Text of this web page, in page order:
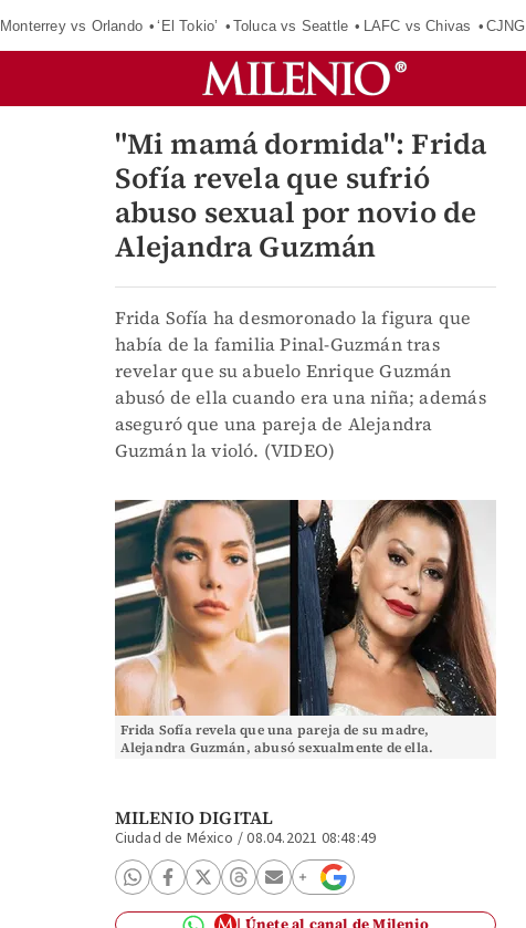
Monterrey vs Orlando ‘El Tokio’ Toluca vs Seattle LAFC vs Chivas CJNG
"Mi mamá dormida": Frida
Sofía revela que sufrió
abuso sexual por novio de
Alejandra Guzmán
Frida Sofía ha desmoronado la figura que
había de la familia Pinal-Guzmán tras
revelar que su abuelo Enrique Guzmán
abusó de ella cuando era una niña; además
aseguró que una pareja de Alejandra
Guzmán la violó. (VIDEO)
Frida Sofía revela que una pareja de su madre,
Alejandra Guzmán, abusó sexualmente de ella.
MILENIO DIGITAL
Ciudad de México /08.04.2021 08:48:49
Únete al canal de Milenio